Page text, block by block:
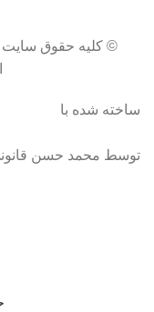
© کلیه حقوق سایت
ساخته شده با
توسط محمد حسن